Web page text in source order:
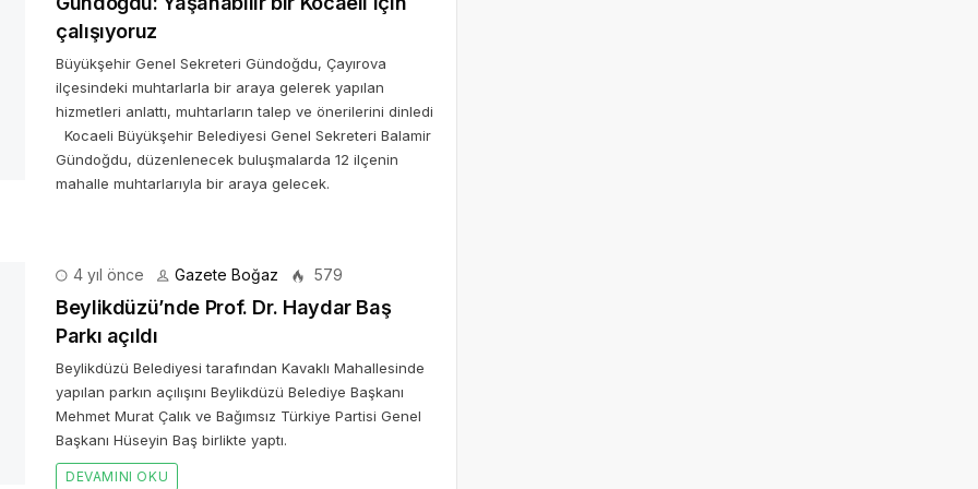
çalışıyoruz
Büyükşehir Genel Sekreteri Gündoğdu, Çayırova
ilçesindeki muhtarlarla bir araya gelerek yapılan
hizmetleri anlattı, muhtarların talep ve önerilerini dinledi
Kocaeli Büyükşehir Belediyesi Genel Sekreteri Balamir
Gündoğdu, düzenlenecek buluşmalarda 12 ilçenin
mahalle muhtarlarıyla bir araya gelecek.
4 yıl önce Gazete Boğaz 579
Beylikdüzü’nde Prof. Dr. Haydar Baş
Parkı açıldı
Beylikdüzü Belediyesi tarafından Kavaklı Mahallesinde
yapılan parkın açılışını Beylikdüzü Belediye Başkanı
Mehmet Murat Çalık ve Bağımsız Türkiye Partisi Genel
Başkanı Hüseyin Baş birlikte yaptı.
DEVAMINI OKU